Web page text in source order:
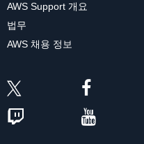
AWS Support 개요
법무
AWS 채용 정보